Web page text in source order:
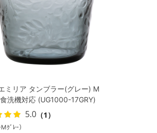
ミリア タンブラー(グレー) M
洗機対応 (UG1000-17GRY)
5.0 （1）
ｸﾞﾚｰ）